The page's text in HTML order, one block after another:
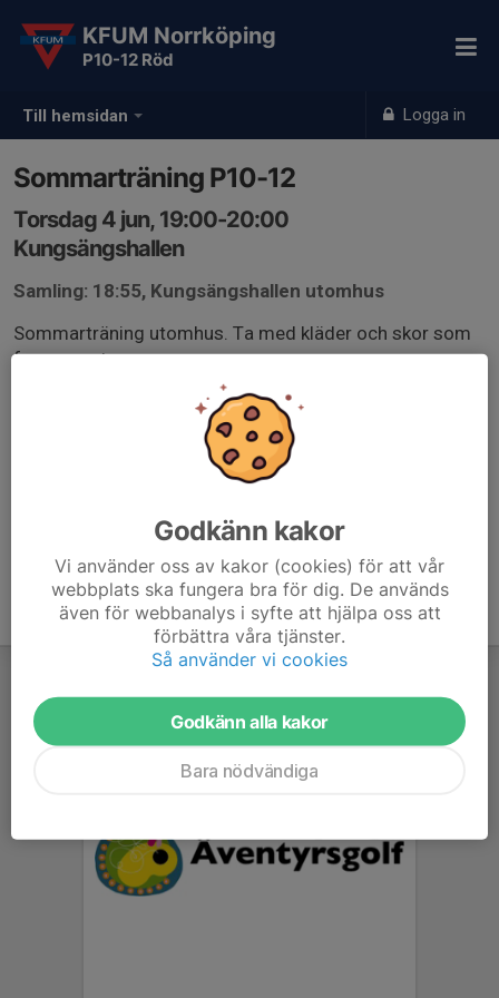
Till hemsidan Logga in
KFUM Norrköping
P10-12 Röd
Sommarträning P10-12
Torsdag 4 jun, 19:00-20:00
Kungsängshallen
Samling: 18:55, Kungsängshallen utomhus
Sommarträning utomhus. Ta med kläder och skor som
fungerar ute.
OBS - vi har inte tillgång till omklädningsrum.
Godkänn kakor
Vi använder oss av kakor (cookies) för att vår
webbplats ska fungera bra för dig. De används
även för webbanalys i syfte att hjälpa oss att
förbättra våra tjänster.
Så använder vi cookies
Godkänn alla kakor
Bara nödvändiga